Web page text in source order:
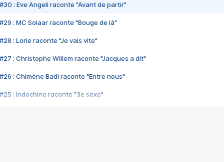
#30 : Eve Angeli raconte "Avant de partir"
#29 : MC Solaar raconte "Bouge de là"
#28 : Lorie raconte "Je vais vite"
#27 : Christophe Willem raconte "Jacques a dit"
#26 : Chimène Badi raconte "Entre nous"
#25 : Indochine raconte "3e sexe"